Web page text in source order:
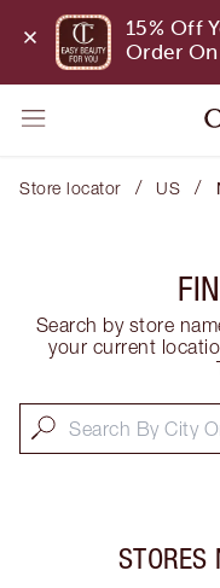
15% Off
Order
Store locator / US /
Search by store
your current
STORES